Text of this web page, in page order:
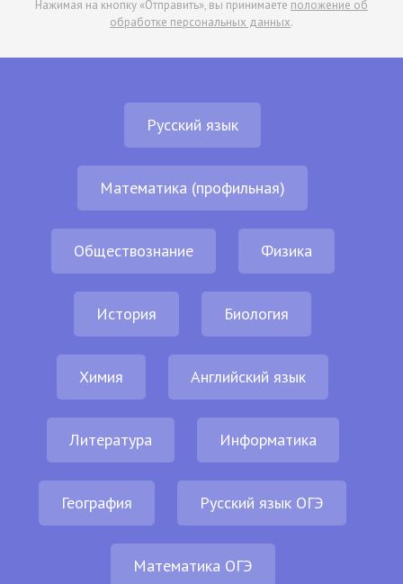
Нажимая на кнопку «Отправить», вы принимаете положение об
обработке персональных данных.
Русский язык
Математика (профильная)
Обществознание Физика
История Биология
Химия Английский язык
Литература Информатика
География Русский язык ОГЭ
Математика ОГЭ